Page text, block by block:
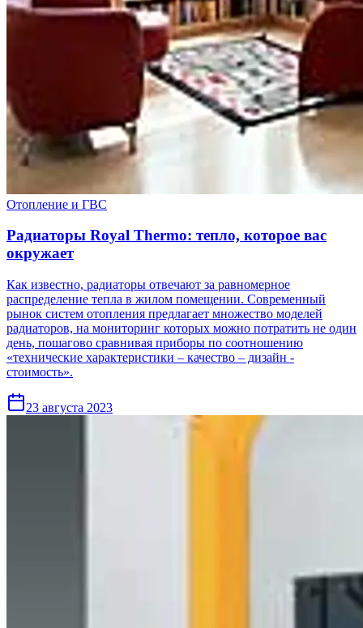
Отопление и ГВС
Радиаторы Royal Thermo: тепло, которое вас
окружает
Как известно, радиаторы отвечают за равномерное
распределение тепла в жилом помещении. Современный
рынок систем отопления предлагает множество моделей
радиаторов, на мониторинг которых можно потратить не один
день, пошагово сравнивая приборы по соотношению
«технические характеристики – качество – дизайн -
стоимость».
23 августа 2023